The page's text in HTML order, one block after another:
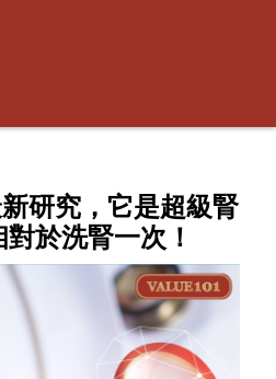
研究，它是超級腎
於洗腎一次！